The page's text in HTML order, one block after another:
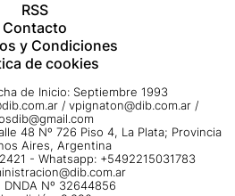
RSS
Contacto
y Condiciones
de cookies
de Inicio: Septiembre 1993
/ vpignaton@dib.com.ar /
48 Nº 726 Piso 4, La Plata; Provincia
Aires, Argentina
- Whatsapp: +5492215031783
DNDA Nº 32644856